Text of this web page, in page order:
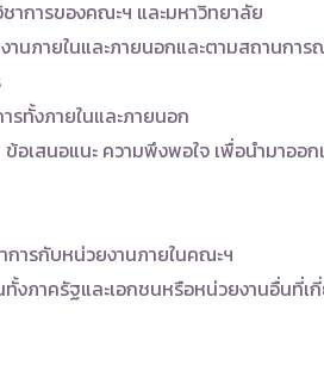
าการของคณะฯ และมหาวิทยาลัย
นภายในและภายนอกและตามสถานกา
รทั้งภายในและภายนอก
ข้อเสนอแนะ ความพึงพอใจ เพื่อนำมา
การกับหน่วยงานภายในคณะฯ
งภาครัฐและเอกชนหรือหน่วยงานอื่นที่เ